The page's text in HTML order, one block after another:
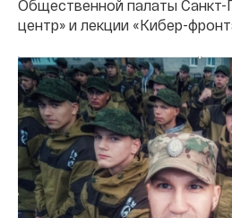
Общественной палаты Санкт-
центр» и лекции «Кибер-